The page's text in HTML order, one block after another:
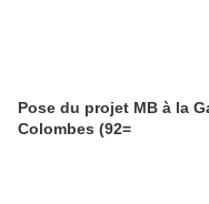
Pose du projet MB à la
Colombes (92=